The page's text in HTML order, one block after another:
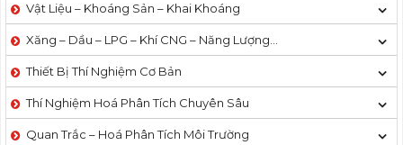
Vật Liệu – Khoáng Sản – Khai Khoáng
Xăng – Dầu – LPG – Khí CNG – Năng Lượng…
Thiết Bị Thí Nghiệm Cơ Bản
Thí Nghiệm Hoá Phân Tích Chuyên Sâu
Quan Trắc – Hoá Phân Tích Môi Trường